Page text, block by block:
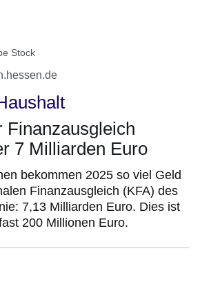
Stock
Finanzausgleich
7 Milliarden Euro
bekommen 2025 so viel Geld
Finanzausgleich (KFA) des
7,13 Milliarden Euro. Dies ist
200 Millionen Euro.